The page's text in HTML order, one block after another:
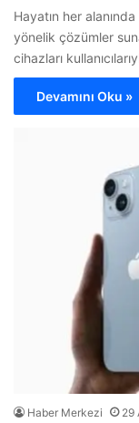
Hayatın her
yönelik çözümler
cihazları
Devamını Oku »
Haber Merkezi 29